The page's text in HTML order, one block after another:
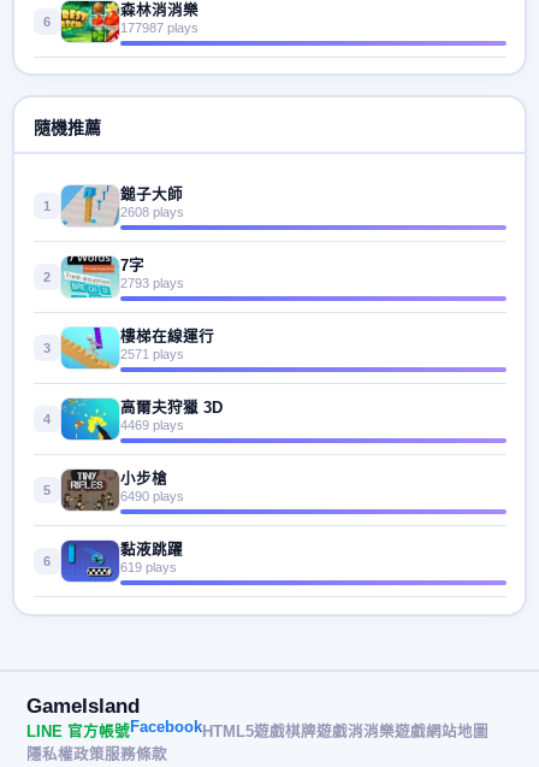
6
森林消消樂
177987 plays
隨機推薦
1
鎚子大師
2608 plays
2
7字
2793 plays
3
樓梯在線運行
2571 plays
4
高爾夫狩獵 3D
4469 plays
5
小步槍
6490 plays
6
黏液跳躍
619 plays
GameIsland
LINE 官方帳號FacebookHTML5遊戲棋牌遊戲消消樂遊戲網站地圖
隱私權政策服務條款